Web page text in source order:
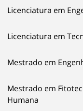
Licenciatura em
Licenciatura em
Mestrado em
Mestrado em
Humana